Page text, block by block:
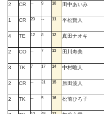
2 CR -- 9 10 田中あいみ
1 CR 20 -- 11 平松賢人
4 TE 12 8 12 真田ナオキ
2 CO -- 7 13 田川寿美
3 TK 7 17 14 中村唯人
2 CR -- 31 15 原田波人
2 TK -- 5 16 松前ひろ子